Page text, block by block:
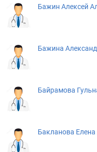
Бажин Алексей
Бажина
Байрамова
Бакланова Елена